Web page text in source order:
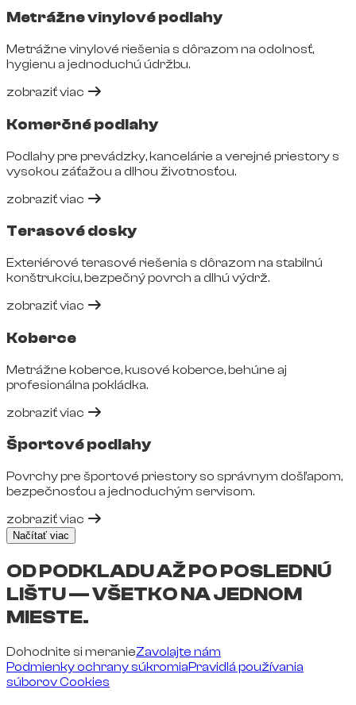
Metrážne vinylové podlahy
Metrážne vinylové riešenia s dôrazom na odolnosť,
hygienu a jednoduchú údržbu.
zobraziť viac
Komerčné podlahy
Podlahy pre prevádzky, kancelárie a verejné priestory s
vysokou záťažou a dlhou životnosťou.
zobraziť viac
Terasové dosky
Exteriérové terasové riešenia s dôrazom na stabilnú
konštrukciu, bezpečný povrch a dlhú výdrž.
zobraziť viac
Koberce
Metrážne koberce, kusové koberce, behúne aj
profesionálna pokládka.
zobraziť viac
Športové podlahy
Povrchy pre športové priestory so správnym došľapom,
bezpečnosťou a jednoduchým servisom.
zobraziť viac
Načítať viac
OD PODKLADU AŽ PO POSLEDNÚ
LIŠTU — VŠETKO NA JEDNOM
MIESTE.
Dohodnite si meranieZavolajte nám
Podmienky ochrany súkromiaPravidlá používania
súborov Cookies